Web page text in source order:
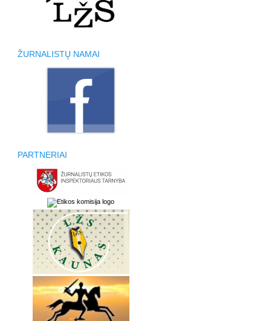
ŽURNALISTŲ NAMAI
PARTNERIAI